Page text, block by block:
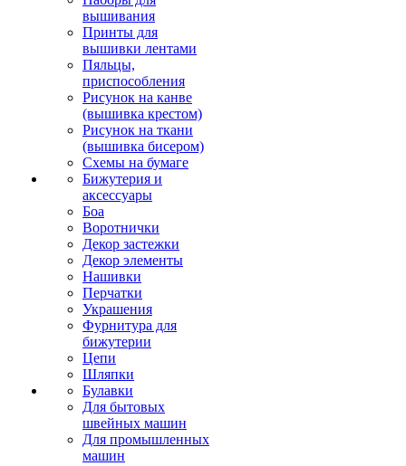
вышивания
Принты для
вышивки лентами
Пяльцы,
приспособления
Рисунок на канве
(вышивка крестом)
Рисунок на ткани
(вышивка бисером)
Схемы на бумаге
Бижутерия и
аксессуары
Боа
Воротнички
Декор застежки
Декор элементы
Нашивки
Перчатки
Украшения
Фурнитура для
бижутерии
Цепи
Шляпки
Булавки
Для бытовых
швейных машин
Для промышленных
машин